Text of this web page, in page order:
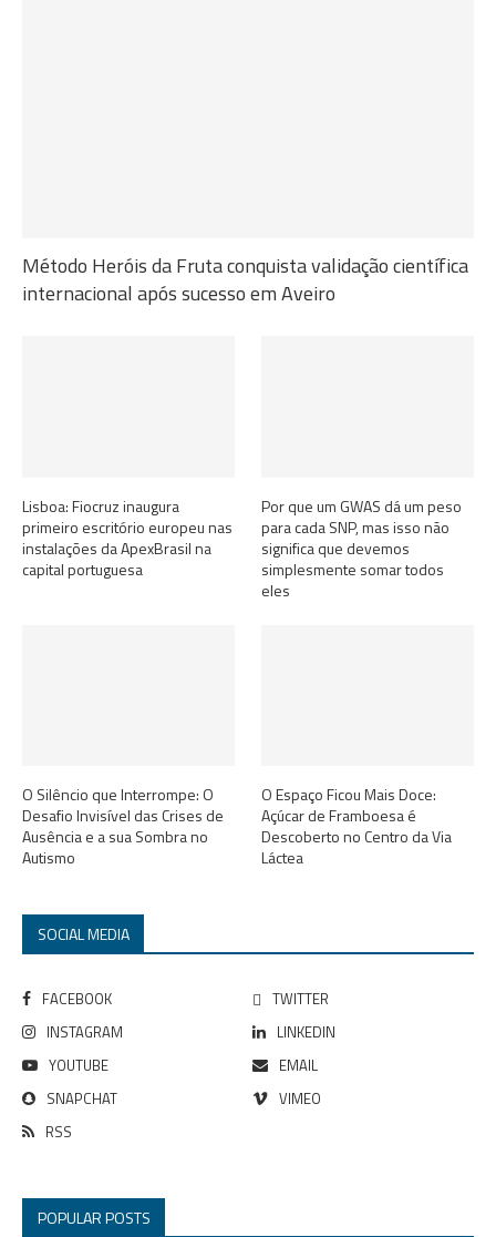
Método Heróis da Fruta conquista validação científica
internacional após sucesso em Aveiro
Lisboa: Fiocruz inaugura
primeiro escritório europeu nas
instalações da ApexBrasil na
capital portuguesa
Por que um GWAS dá um peso
para cada SNP, mas isso não
significa que devemos
simplesmente somar todos
eles
O Silêncio que Interrompe: O
Desafio Invisível das Crises de
Ausência e a sua Sombra no
Autismo
O Espaço Ficou Mais Doce:
Açúcar de Framboesa é
Descoberto no Centro da Via
Láctea
SOCIAL MEDIA
FACEBOOK
TWITTER
INSTAGRAM
LINKEDIN
YOUTUBE
EMAIL
SNAPCHAT
VIMEO
RSS
POPULAR POSTS